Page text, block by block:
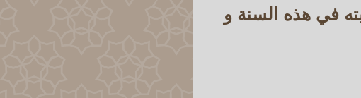
في هذه السنة و